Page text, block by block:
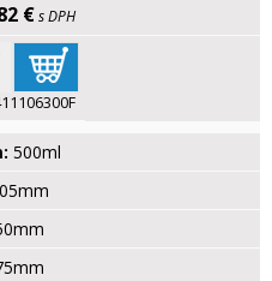
€s DPH
500ml